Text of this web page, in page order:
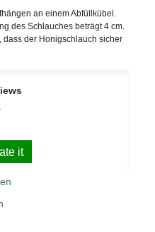
an einem Abfüllkübel.
des Schlauches beträgt 4 cm.
dass der Honigschlauch sicher
it